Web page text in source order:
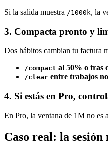
Si la salida muestra /1000k, la
3. Compacta pronto y
Dos hábitos cambian tu factura
/compact al 50% o tras
/clear entre trabajos
4. Si estás en Pro,
En Pro, la ventana de 1M no es
Caso real: la sesión